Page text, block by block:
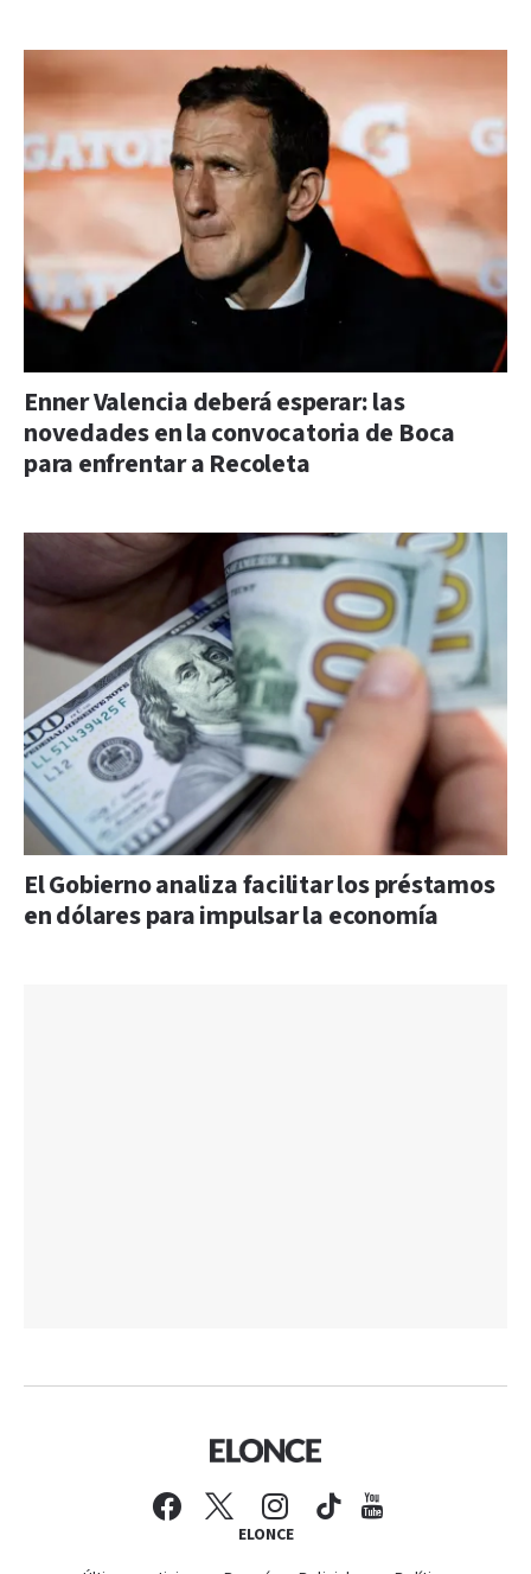
Enner Valencia deberá esperar: las
novedades en la convocatoria de Boca
para enfrentar a Recoleta
El Gobierno analiza facilitar los préstamos
en dólares para impulsar la economía
ELONCE